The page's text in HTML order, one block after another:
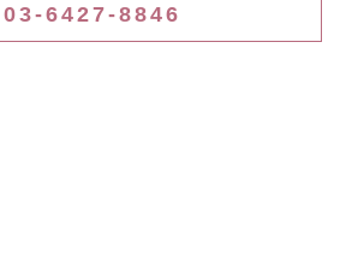
03-6427-8846